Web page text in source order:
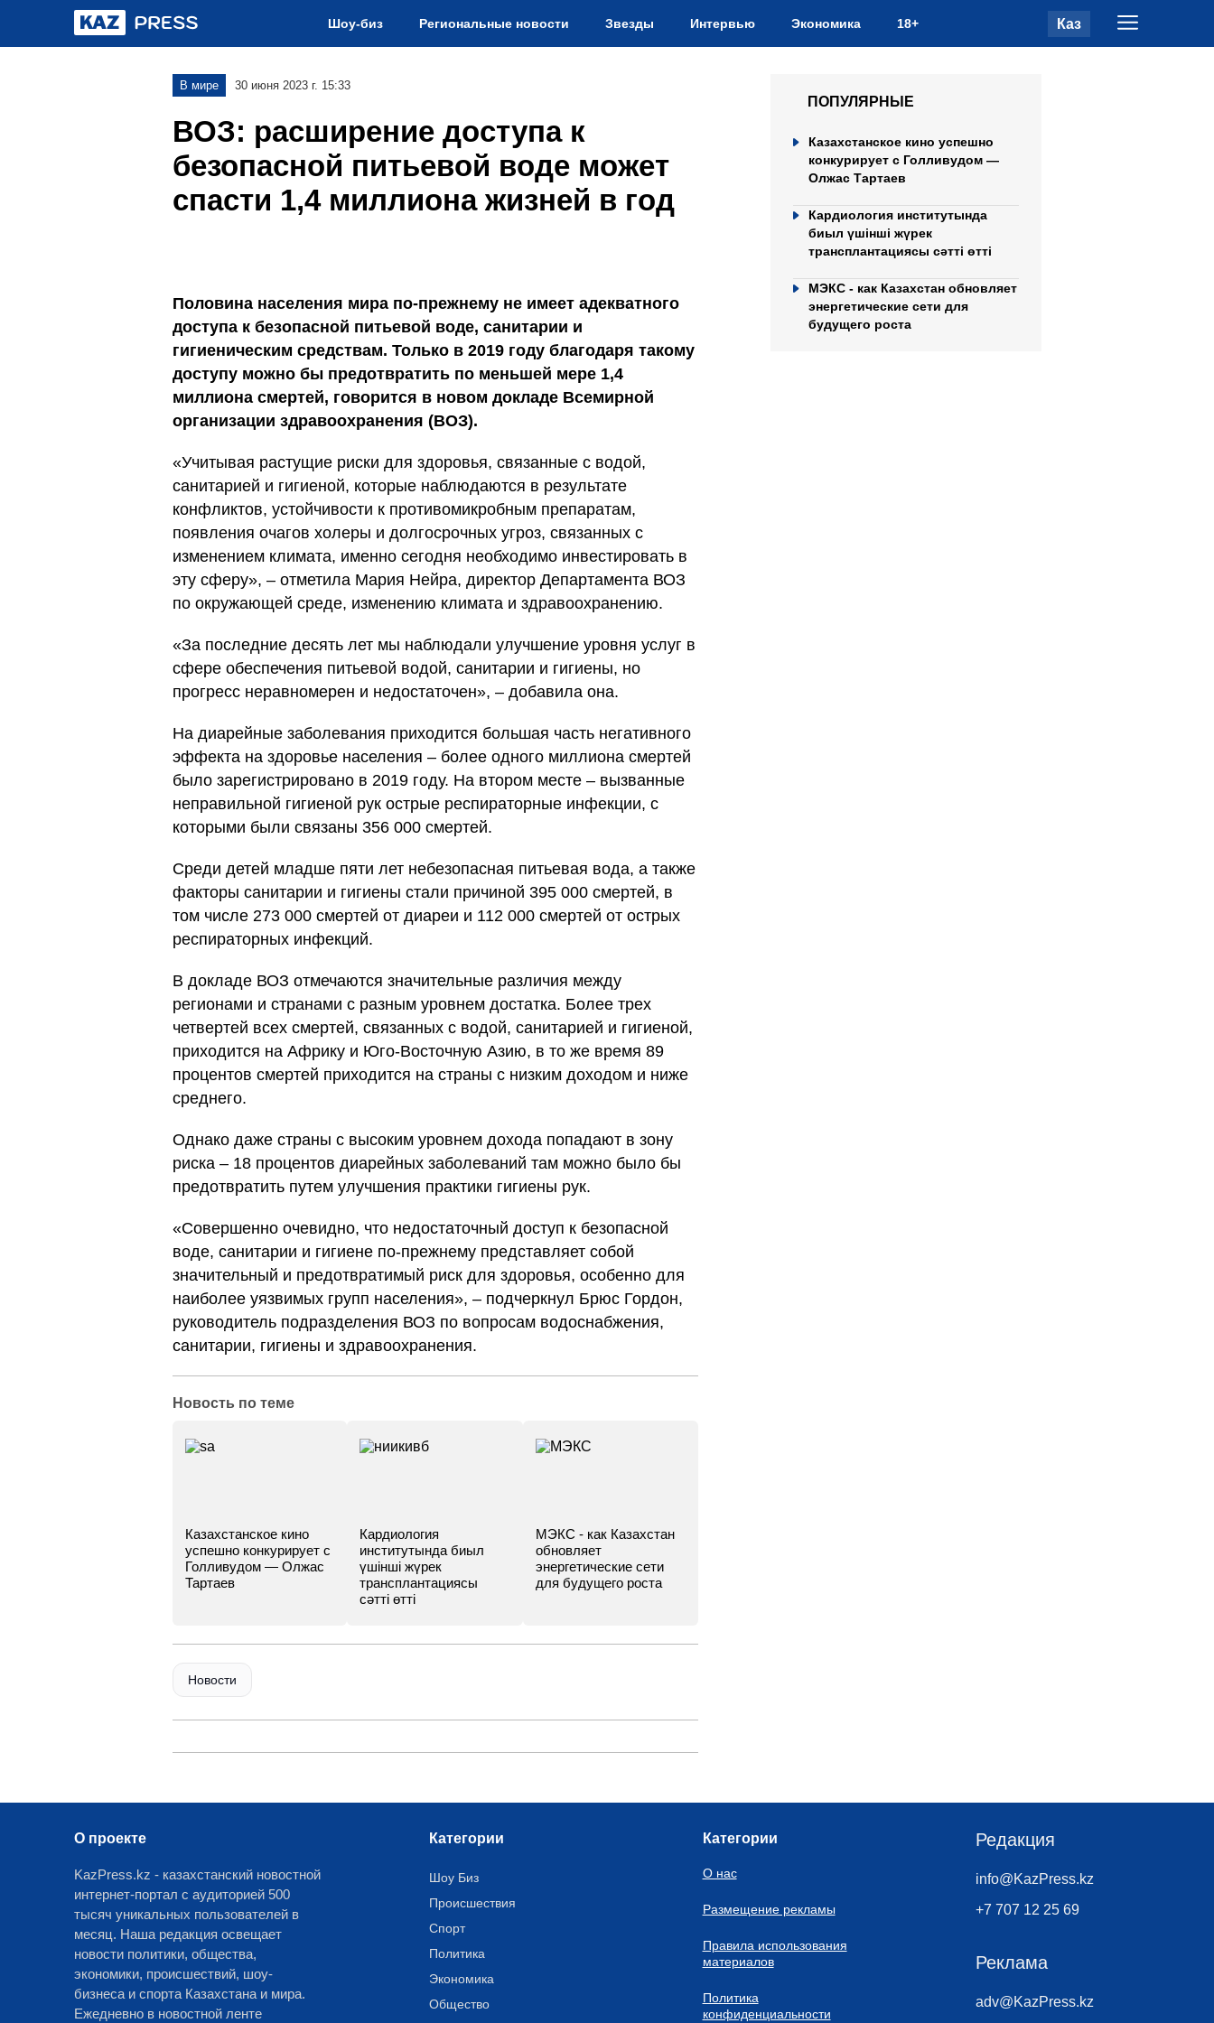
Шоу-биз Региональные новости Звезды Интервью Экономика 18+ Каз
В мире 30 июня 2023 г. 15:33
ВОЗ: расширение доступа к
безопасной питьевой воде может
спасти 1,4 миллиона жизней в год
Половина населения мира по-прежнему не имеет адекватного
доступа к безопасной питьевой воде, санитарии и
гигиеническим средствам. Только в 2019 году благодаря такому
доступу можно бы предотвратить по меньшей мере 1,4
миллиона смертей, говорится в новом докладе Всемирной
организации здравоохранения (ВОЗ).
«Учитывая растущие риски для здоровья, связанные с водой,
санитарией и гигиеной, которые наблюдаются в результате
конфликтов, устойчивости к противомикробным препаратам,
появления очагов холеры и долгосрочных угроз, связанных с
изменением климата, именно сегодня необходимо инвестировать в
эту сферу», – отметила Мария Нейра, директор Департамента ВОЗ
по окружающей среде, изменению климата и здравоохранению.
«За последние десять лет мы наблюдали улучшение уровня услуг в
сфере обеспечения питьевой водой, санитарии и гигиены, но
прогресс неравномерен и недостаточен», – добавила она.
На диарейные заболевания приходится большая часть негативного
эффекта на здоровье населения – более одного миллиона смертей
было зарегистрировано в 2019 году. На втором месте – вызванные
неправильной гигиеной рук острые респираторные инфекции, с
которыми были связаны 356 000 смертей.
Среди детей младше пяти лет небезопасная питьевая вода, а также
факторы санитарии и гигиены стали причиной 395 000 смертей, в
том числе 273 000 смертей от диареи и 112 000 смертей от острых
респираторных инфекций.
В докладе ВОЗ отмечаются значительные различия между
регионами и странами с разным уровнем достатка. Более трех
четвертей всех смертей, связанных с водой, санитарией и гигиеной,
приходится на Африку и Юго-Восточную Азию, в то же время 89
процентов смертей приходится на страны с низким доходом и ниже
среднего.
Однако даже страны с высоким уровнем дохода попадают в зону
риска – 18 процентов диарейных заболеваний там можно было бы
предотвратить путем улучшения практики гигиены рук.
«Совершенно очевидно, что недостаточный доступ к безопасной
воде, санитарии и гигиене по-прежнему представляет собой
значительный и предотвратимый риск для здоровья, особенно для
наиболее уязвимых групп населения», – подчеркнул Брюс Гордон,
руководитель подразделения ВОЗ по вопросам водоснабжения,
санитарии, гигиены и здравоохранения.
Новость по теме
Казахстанское кино
успешно конкурирует с
Голливудом — Олжас
Тартаев
Кардиология
институтында биыл
үшінші жүрек
трансплантациясы
сәтті өтті
МЭКС - как Казахстан
обновляет
энергетические сети
для будущего роста
Новости
ПОПУЛЯРНЫЕ
Казахстанское кино успешно
конкурирует с Голливудом —
Олжас Тартаев
Кардиология институтында
биыл үшінші жүрек
трансплантациясы сәтті өтті
МЭКС - как Казахстан обновляет
энергетические сети для
будущего роста
О проекте
KazPress.kz - казахстанский новостной
интернет-портал с аудиторией 500
тысяч уникальных пользователей в
месяц. Наша редакция освещает
новости политики, общества,
экономики, происшествий, шоу-
бизнеса и спорта Казахстана и мира.
Ежедневно в новостной ленте
Категории
Шоу Биз
Происшествия
Спорт
Политика
Экономика
Общество
Категории
О нас
Размещение рекламы
Правила использования
материалов
Политика
конфиденциальности
Редакция
info@KazPress.kz
+7 707 12 25 69
Реклама
adv@KazPress.kz